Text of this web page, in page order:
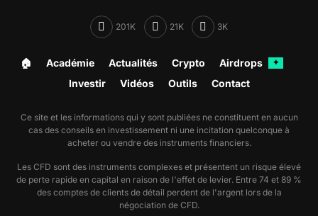
201K 21K 3K
🏠︎ Académie Actualités Crypto Airdrops ✦
Investir Vidéos Outils Contact
Ce site et les informations qui y sont publiées ne constituent en aucun
cas des conseils en investissement ni une incitation quelconque à
acheter ou vendre des instruments financiers.
Les CFD sont des instruments complexes et présentent un risque élevé
de perte rapide en capital en raison de l'effet de levier. Entre 74 et 89 %
des comptes de clients de détail perdent de l'argent lors de la
négociation de CFD.